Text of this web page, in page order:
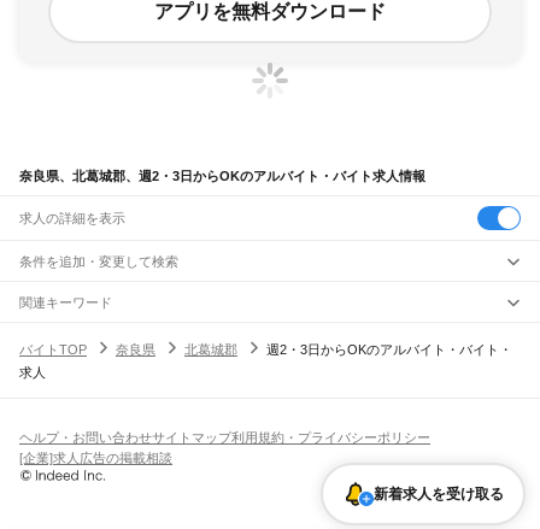
アプリを無料ダウンロード
奈良県、北葛城郡、週2・3日からOKのアルバイト・バイト求人情報
求人の詳細を表示
条件を追加・変更して検索
市区町村を追加・変更
奈良県すべて
駅を追加・変更
奈良線
平城山駅奈良駅
高田駅大和新庄駅
掖上駅
職種を追加・変更
飲食・フードサービスすべて
ホールスタッフキッチンスタッフ
パン屋（ベーカリー）
バー（BAR）・バーテンダー
飲食店（店長・マネージャー）
人気
日払いOK高校生歓迎 髪型・髪色自由
留学生・外国人活躍中
雇用形態を追加・変更
関連キーワード
奈良県 週2・3日からOK 扶養内奈良県 葛城市 週3回 平日週3
奈良県 週2・3日からOK 50代
バイトTOP 奈良県 北葛城郡
週2・3日からOKのアルバイト・バイト・
求人
新着求人を受け取る
ヘルプ・お問い合わせサイトマップ利用規約・プライバシーポリシー
[企業]求人広告の掲載相談